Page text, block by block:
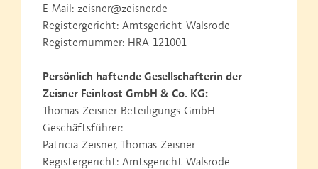
E-Mail: zeisner@zeisner.de
Registergericht: Amtsgericht Walsrode
Registernummer: HRA 121001
Persönlich haftende Gesellschafterin der
Zeisner Feinkost GmbH & Co. KG:
Thomas Zeisner Beteiligungs GmbH
Geschäftsführer:
Patricia Zeisner, Thomas Zeisner
Registergericht: Amtsgericht Walsrode